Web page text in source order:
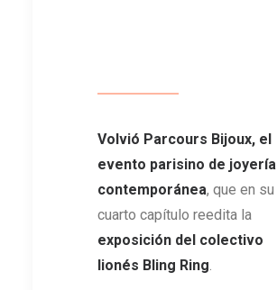
Volvió Parcours Bijoux, el
evento parisino de joyería
contemporánea, que en su
cuarto capítulo reedita la
exposición del colectivo
lionés Bling Ring.